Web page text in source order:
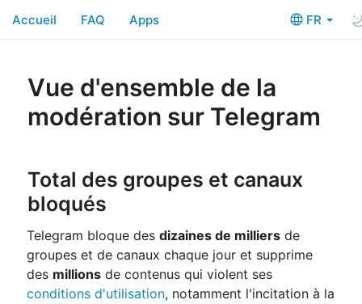
FR
Accueil FAQ Apps
Vue d'ensemble de la
modération sur Telegram
Total des groupes et canaux
bloqués
Telegram bloque des dizaines de milliers de
groupes et de canaux chaque jour et supprime
des millions de contenus qui violent ses
conditions d'utilisation, notamment l'incitation à la